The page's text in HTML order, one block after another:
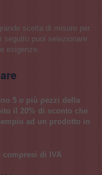
scelta di misure per
seguito puoi selezionare
esigenze.
5 o più pezzi della
il 20% di sconto che
ad un prodotto in
di IVA